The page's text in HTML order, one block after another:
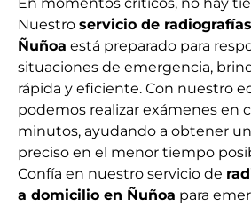
Nuestro servicio de
Ñuñoa está preparado para
situaciones de emergencia,
rápida y eficiente. Con nuestro
podemos realizar exámenes en
minutos, ayudando a obtener
preciso en el menor tiempo
Confía en nuestro servicio de
a domicilio en Ñuñoa para